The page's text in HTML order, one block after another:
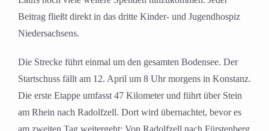
Beitrag fließt direkt in das dritte Kinder- und Jugendhospiz
Niedersachsens.
Die Strecke führt einmal um den gesamten Bodensee. Der
Startschuss fällt am 12. April um 8 Uhr morgens in Konstanz.
Die erste Etappe umfasst 47 Kilometer und führt über Stein
am Rhein nach Radolfzell. Dort wird übernachtet, bevor es